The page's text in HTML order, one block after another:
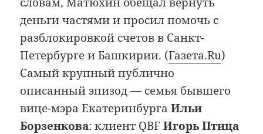
деньги частями и просил помочь с
разблокировкой счетов в Санкт-
Петербурге и Башкирии. (Газета.Ru)
Самый крупный публично
описанный эпизод — семья бывшего
вице-мэра ЕкатеринбургаИльи
Борзенкова: клиент QBFИгорь Птица